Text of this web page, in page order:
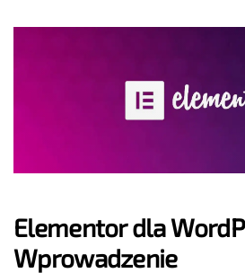
Elementor dla
Wprowadzenie